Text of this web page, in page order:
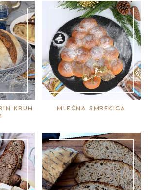
KRUH
MLEČNA SMREKICA